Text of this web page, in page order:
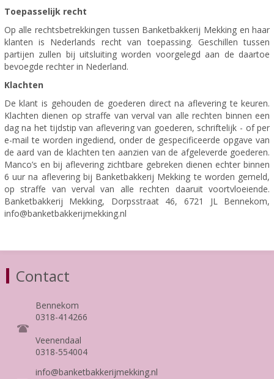
Toepasselijk recht
Op alle rechtsbetrekkingen tussen Banketbakkerij Mekking en haar
klanten is Nederlands recht van toepassing. Geschillen tussen
partijen zullen bij uitsluiting worden voorgelegd aan de daartoe
bevoegde rechter in Nederland.
Klachten
De klant is gehouden de goederen direct na aflevering te keuren.
Klachten dienen op straffe van verval van alle rechten binnen een
dag na het tijdstip van aflevering van goederen, schriftelijk - of per
e-mail te worden ingediend, onder de gespecificeerde opgave van
de aard van de klachten ten aanzien van de afgeleverde goederen.
Manco’s en bij aflevering zichtbare gebreken dienen echter binnen
6 uur na aflevering bij Banketbakkerij Mekking te worden gemeld,
op straffe van verval van alle rechten daaruit voortvloeiende.
Banketbakkerij Mekking, Dorpsstraat 46, 6721 JL Bennekom,
info@banketbakkerijmekking.nl
Contact
Bennekom
0318-414266
Veenendaal
0318-554004
info@banketbakkerijmekking.nl